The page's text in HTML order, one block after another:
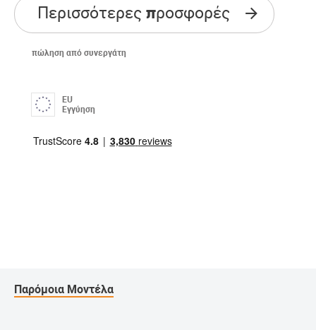
Περισσότερες προσφορές
πώληση από συνεργάτη
EU
Εγγύηση
Παρόμοια Μοντέλα